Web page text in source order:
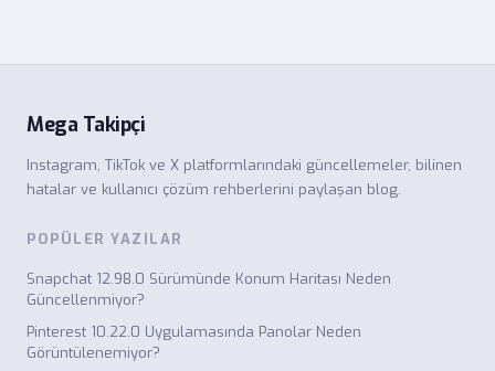
Mega Takipçi
Instagram, TikTok ve X platformlarındaki güncellemeler, bilinen
hatalar ve kullanıcı çözüm rehberlerini paylaşan blog.
POPÜLER YAZILAR
Snapchat 12.98.0 Sürümünde Konum Haritası Neden
Güncellenmiyor?
Pinterest 10.22.0 Uygulamasında Panolar Neden
Görüntülenemiyor?